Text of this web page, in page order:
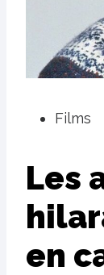
Films
Les
en